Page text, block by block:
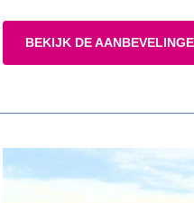
BEKIJK DE